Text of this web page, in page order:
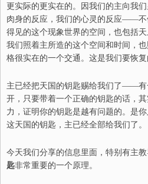
更实际的更实在的。因我们的主向我
肉身的反应，我们的心灵的反应——不
得见的这个现象世界的空间，也包括
我们照着主所造的这个空间和时间，
格很实在的一个交通。这是我们要恢复
主已经把天国的钥匙赐给我们了——有
开，只要带着一个正确的钥匙的话，
力，证明你的钥匙是越有问题的。是
这天国的钥匙，主已经全部给我们了。
今天我们分享的信息里面，特别有主
匙非常重要的一个原理。